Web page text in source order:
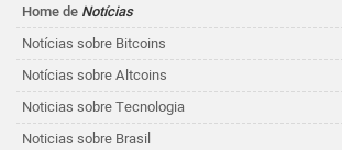
Home de Notícias
Notícias sobre Bitcoins
Notícias sobre Altcoins
Noticias sobre Tecnologia
Noticias sobre Brasil